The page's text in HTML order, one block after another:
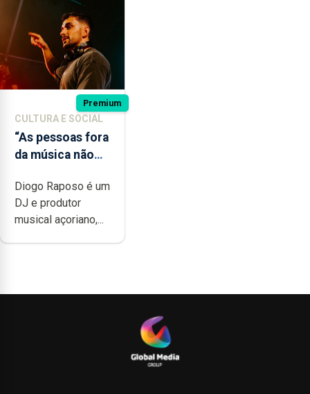
Premium
CULTURA E SOCIAL
“As pessoas fora
da música não
quão difícil é
produzir uma
música”
Diogo Raposo é um
DJ e produtor
musical açoriano,...